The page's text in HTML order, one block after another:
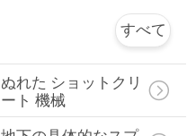
すべて
ぬれた ショットクリ
ート 機械